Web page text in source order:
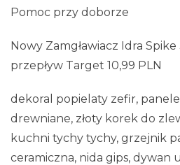
Pomoc przy doborze
Nowy Zamgławiacz Idra
przepływ Target 10,99 PLN
dekoral popielaty zefir,
drewniane, złoty korek do
kuchni tychy tychy, grzejnik
ceramiczna, nida gips, dywan